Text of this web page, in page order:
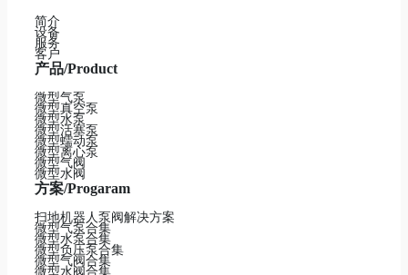
简介
设备
服务
客户
产品/Product
微型气泵
微型真空泵
微型水泵
微型活塞泵
微型蠕动泵
微型离心泵
微型气阀
微型水阀
方案/Progaram
扫地机器人泵阀解决方案
微型气泵合集
微型水泵合集
微型负压泵合集
微型气阀合集
微型水阀合集